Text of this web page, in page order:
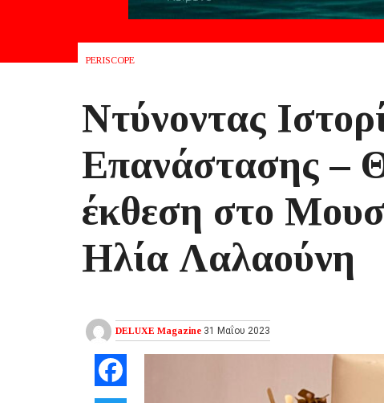
PERISCOPE
Ντύνοντας
Επανάστασης –
έκθεση στο
Ηλία Λαλαούνη
DELUXE Magazine 31 Μαΐου 2023